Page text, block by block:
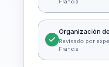
Organización
Revisado por
Francia